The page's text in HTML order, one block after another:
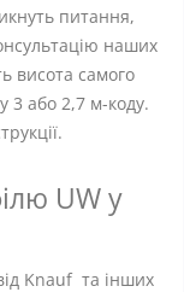
питання,
наших
висота самого
3 або 2,7 м-коду.
UW у
Knauf та інших